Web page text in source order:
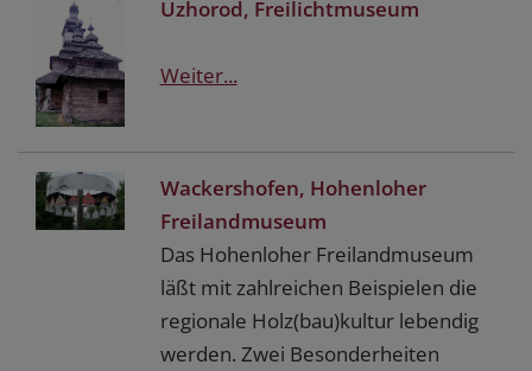
Uzhorod, Freilichtmuseum
Weiter...
Wackershofen, Hohenloher
Freilandmuseum
Das Hohenloher Freilandmuseum
läßt mit zahlreichen Beispielen die
regionale Holz(bau)kultur lebendig
werden. Zwei Besonderheiten